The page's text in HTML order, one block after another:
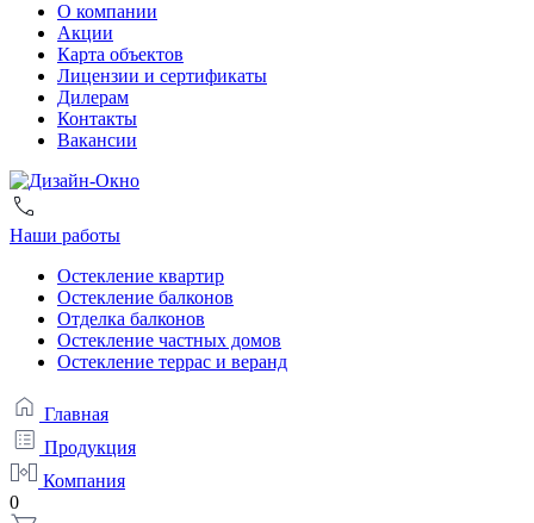
О компании
Акции
Карта объектов
Лицензии и сертификаты
Дилерам
Контакты
Вакансии
Наши работы
Остекление квартир
Остекление балконов
Отделка балконов
Остекление частных домов
Остекление террас и веранд
Главная
Продукция
Компания
0